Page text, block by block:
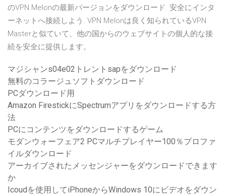
のVPN Melonの最新バージョンをダウンロード. 安全にインタ
ーネットへ接続しよう. VPN Melonは良く知られているVPN
Masterと似ていて、他の国からのウェブサイトの個人的な接
続を安全に提供します。
マジシャンs04e02トレントsapをダウンロード
無料のコラージュソフトダウンロード
PCダウンロード用
Amazon FirestickにSpectrumアプリをダウンロードする方
法
PCにコンテンツをダウンロードするゲーム
モダンウォーフェア2 PCマルチプレイヤー100％プロファ
イルダウンロード
アーカイブされたメッセンジャーをダウンロードできます
か
Icoudを使用してiPhoneからWindows 10にビデオをダウン